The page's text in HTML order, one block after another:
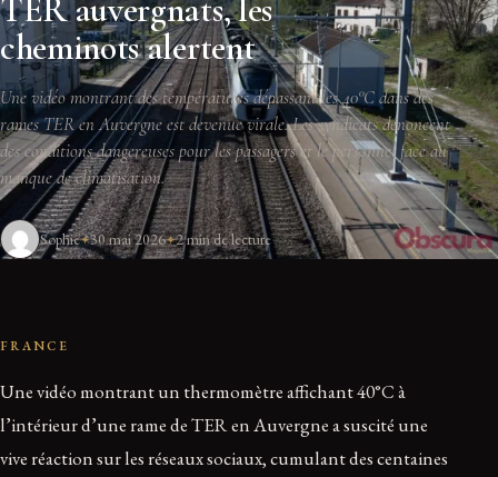
TER auvergnats, les
cheminots alertent
Une vidéo montrant des températures dépassant les 40°C dans des
rames TER en Auvergne est devenue virale. Les syndicats dénoncent
des conditions dangereuses pour les passagers et le personnel face au
manque de climatisation.
Sophie 30 mai 2026 2 min de lecture
FRANCE
Une vidéo montrant un thermomètre affichant 40°C à
l’intérieur d’une rame de TER en Auvergne a suscité une
vive réaction sur les réseaux sociaux, cumulant des centaines